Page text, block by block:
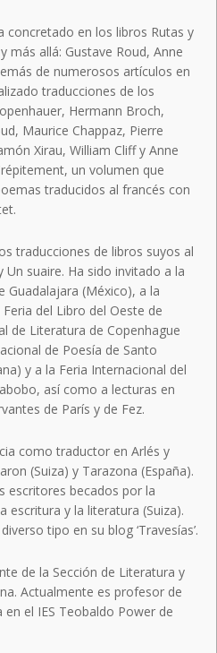
concretado en los libros Rutas y
más allá: Gustave Roud, Anne
de numerosos artículos en
traducciones de los
Hermann Broch,
Maurice Chappaz, Pierre
Xirau, William Cliff y Anne
un volumen que
traducidos al francés con
traducciones de libros suyos al
suaire. Ha sido invitado a la
Guadalajara (México), a la
del Libro del Oeste de
de Literatura de Copenhague
de Poesía de Santo
y a la Feria Internacional del
así como a lecturas en
de París y de Fez.
como traductor en Arlés y
(Suiza) y Tarazona (España).
escritores becados por la
escritura y la literatura (Suiza).
tipo en su blog ‘Travesías’.
de la Sección de Literatura y
Actualmente es profesor de
el IES Teobaldo Power de